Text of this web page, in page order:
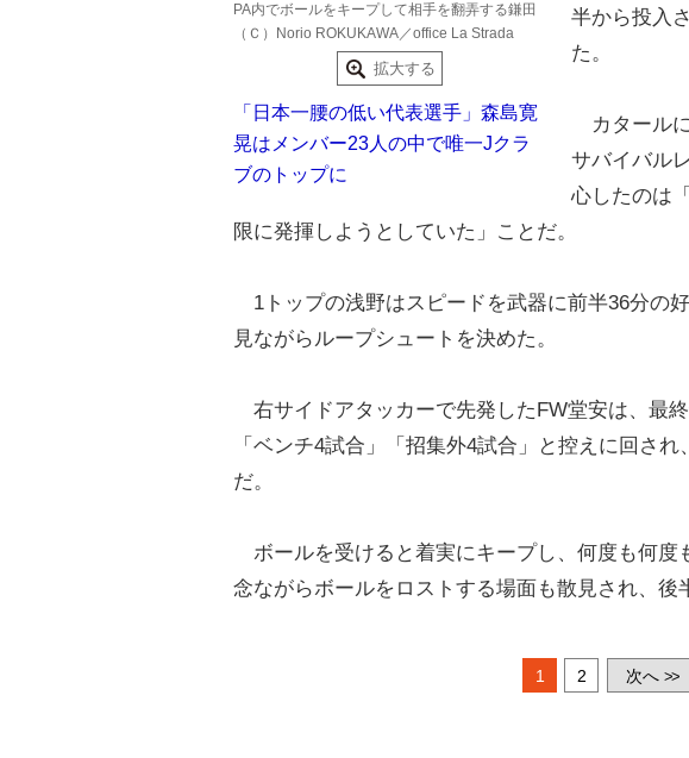
PA内でボールをキープして相手を翻弄する鎌田
（Ｃ）Norio ROKUKAWA／office La Strada
拡大する
「日本一腰の低い代表選手」森島寛
晃はメンバー23人の中で唯一Jクラ
ブのトップに
半から投入
た。
カタール
サバイバル
心したのは
限に発揮しようとしていた」ことだ。
1トップの浅野はスピードを武器に前半36分の
見ながらループシュートを決めた。
右サイドアタッカーで先発したFW堂安は、最
「ベンチ4試合」「招集外4試合」と控えに回さ
だ。
ボールを受けると着実にキープし、何度も何度
念ながらボールをロストする場面も散見され、後
1 2 次へ >>